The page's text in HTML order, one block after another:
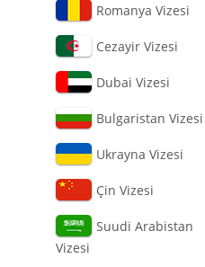
Romanya Vizesi
Cezayir Vizesi
Dubai Vizesi
Bulgaristan Vizesi
Ukrayna Vizesi
Çin Vizesi
Suudi Arabistan
Vizesi